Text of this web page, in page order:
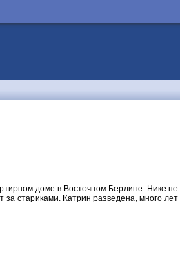
доме в Восточном Берлине. Нике не
стариками. Катрин разведена, много